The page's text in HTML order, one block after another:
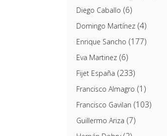
Diego Caballo (6)
Domingo Martínez(4)
Enrique Sancho (177)
Eva Martinez(6)
Fijet España (233)
Francisco Almagro (1)
Francisco Gavilan (103)
Guillermo Ariza (7)